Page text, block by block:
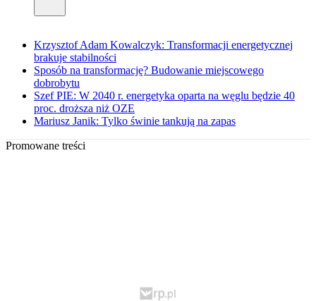
Krzysztof Adam Kowalczyk: Transformacji energetycznej
brakuje stabilności
Sposób na transformację? Budowanie miejscowego
dobrobytu
Szef PIE: W 2040 r. energetyka oparta na węglu będzie 40
proc. droższa niż OZE
Mariusz Janik: Tylko świnie tankują na zapas
Promowane treści